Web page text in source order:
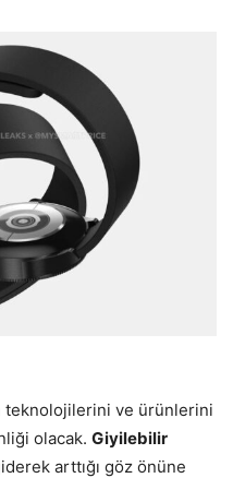
teknolojilerini ve ürünlerini
olacak. Giyilebilir
arttığı göz önüne